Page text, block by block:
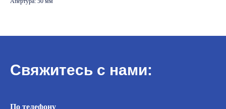
Свяжитесь с нами:
По телефону